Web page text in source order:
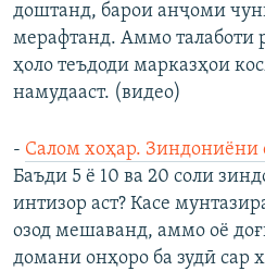
доштанд, барои анҷоми
мерафтанд. Аммо талаботи
ҳоло теъдоди марказҳои
намудааст. (видео)
- Салом хоҳар. Зиндониёни
Баъди 5 ё 10 ва 20 соли
интизор аст? Касе
озод мешаванд, аммо оё
домани онҳоро ба зудӣ сар